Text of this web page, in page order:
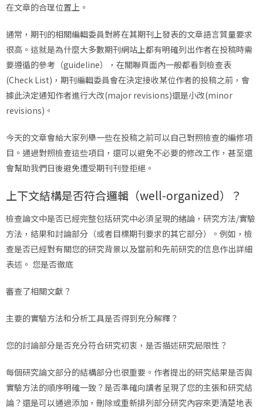
在文章的合理位置上。
通常，期刊的相關編輯委員對將在其期刊上發表的文章語言質量要求
很高。這就是為什麼大多數期刊網站上都有明確列出作者在投稿時需
要遵循的參考（guideline），在關聯頁面內一般都看到檢查表
(Check List)，期刊編輯委員會在決定接收某位作者的投稿之前，會
據此決定通知作者進行大改(major revisions)還是小改(minor
revisions)。
今天的文章會給大家列舉一些在投稿之前可以自己對照檢查的編修項
目。通過對照檢查這些項目，還可以避免不必要的修改工作，甚至還
會幫助我們日後避免遭受期刊刊登拒絕。
上下文結構是否符合邏輯（well-organized）？
檢查論文中是否已經完整包括研究中必須呈現的緒論，研究方法/實驗
方法，結果和討論部分（或者目標期刊要求的其它部分）。例如，檢
查是否已經對有關您的研究背景以及當前和先前研究的信息作出詳細
表述。 您是否徹底
審查了相關文獻？
主要的實驗方法和分析工具是否得到充分解釋？
您的討論部分是否充分符合研究初衷，是否描述研究局限性？
每個研究論文部分的結構部分也很重要。作者提出的研究結果是否與
實驗方法的順序明確一致？是否準確向讀者呈現了您的主張和研究結
論？還是可以通過添加，刪除或重新排列部分研究內容來更清楚地表